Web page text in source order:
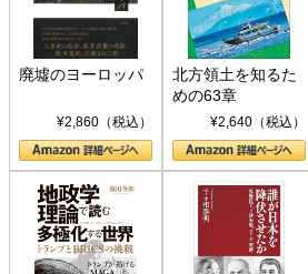
廃墟のヨーロッパ
¥2,860（税込）
北方領土を知るた
めの63章
¥2,640（税込）